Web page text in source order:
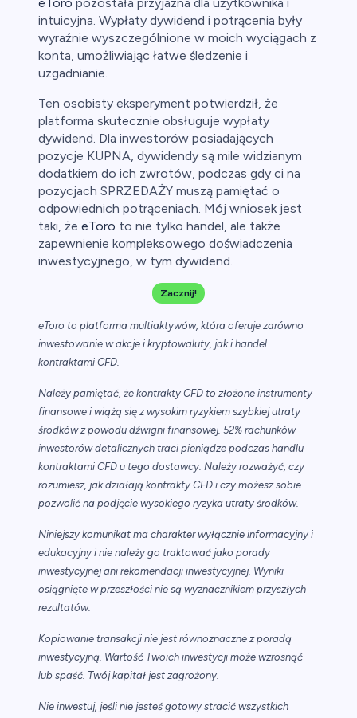
intuicyjna. Wypłaty dywidend i potrącenia były
wyraźnie wyszczególnione w moich wyciągach z
konta, umożliwiając łatwe śledzenie i
uzgadnianie.
Ten osobisty eksperyment potwierdził, że
platforma skutecznie obsługuje wypłaty
dywidend. Dla inwestorów posiadających
pozycje KUPNA, dywidendy są mile widzianym
dodatkiem do ich zwrotów, podczas gdy ci na
pozycjach SPRZEDAŻY muszą pamiętać o
odpowiednich potrąceniach. Mój wniosek jest
taki, że eToro to nie tylko handel, ale także
zapewnienie kompleksowego doświadczenia
inwestycyjnego, w tym dywidend.
Zacznij!
eToro to platforma multiaktywów, która oferuje zarówno
inwestowanie w akcje i kryptowaluty, jak i handel
kontraktami CFD.
Należy pamiętać, że kontrakty CFD to złożone instrumenty
finansowe i wiążą się z wysokim ryzykiem szybkiej utraty
środków z powodu dźwigni finansowej. 52% rachunków
inwestorów detalicznych traci pieniądze podczas handlu
kontraktami CFD u tego dostawcy. Należy rozważyć, czy
rozumiesz, jak działają kontrakty CFD i czy możesz sobie
pozwolić na podjęcie wysokiego ryzyka utraty środków.
Niniejszy komunikat ma charakter wyłącznie informacyjny i
edukacyjny i nie należy go traktować jako porady
inwestycyjnej ani rekomendacji inwestycyjnej. Wyniki
osiągnięte w przeszłości nie są wyznacznikiem przyszłych
rezultatów.
Kopiowanie transakcji nie jest równoznaczne z poradą
inwestycyjną. Wartość Twoich inwestycji może wzrosnąć
lub spaść. Twój kapitał jest zagrożony.
Nie inwestuj, jeśli nie jesteś gotowy stracić wszystkich